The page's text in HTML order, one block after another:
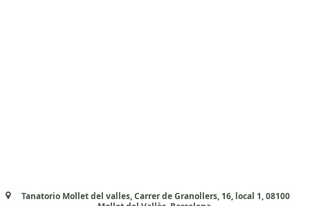
Tanatorio Mollet del valles, Carrer de Granollers, 16, local 1, 08100